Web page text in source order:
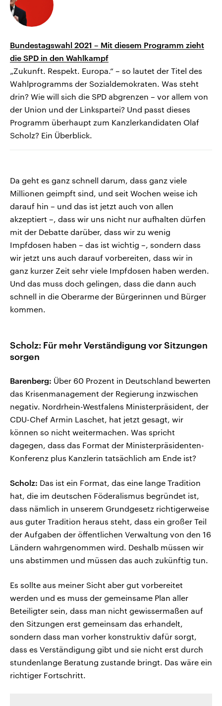
Bundestagswahl 2021 – Mit diesem Programm zieht
die SPD in den Wahlkampf
„Zukunft. Respekt. Europa.“ – so lautet der Titel des
Wahlprogramms der Sozialdemokraten. Was steht
drin? Wie will sich die SPD abgrenzen – vor allem von
der Union und der Linkspartei? Und passt dieses
Programm überhaupt zum Kanzlerkandidaten Olaf
Scholz? Ein Überblick.
Da geht es ganz schnell darum, dass ganz viele
Millionen geimpft sind, und seit Wochen weise ich
darauf hin – und das ist jetzt auch von allen
akzeptiert –, dass wir uns nicht nur aufhalten dürfen
mit der Debatte darüber, dass wir zu wenig
Impfdosen haben – das ist wichtig –, sondern dass
wir jetzt uns auch darauf vorbereiten, dass wir in
ganz kurzer Zeit sehr viele Impfdosen haben werden.
Und das muss doch gelingen, dass die dann auch
schnell in die Oberarme der Bürgerinnen und Bürger
kommen.
Scholz: Für mehr Verständigung vor Sitzungen
sorgen
Barenberg: Über 60 Prozent in Deutschland bewerten
das Krisenmanagement der Regierung inzwischen
negativ. Nordrhein-Westfalens Ministerpräsident, der
CDU-Chef Armin Laschet, hat jetzt gesagt, wir
können so nicht weitermachen. Was spricht
dagegen, dass das Format der Ministerpräsidenten-
Konferenz plus Kanzlerin tatsächlich am Ende ist?
Scholz: Das ist ein Format, das eine lange Tradition
hat, die im deutschen Föderalismus begründet ist,
dass nämlich in unserem Grundgesetz richtigerweise
aus guter Tradition heraus steht, dass ein großer Teil
der Aufgaben der öffentlichen Verwaltung von den 16
Ländern wahrgenommen wird. Deshalb müssen wir
uns abstimmen und müssen das auch zukünftig tun.
Es sollte aus meiner Sicht aber gut vorbereitet
werden und es muss der gemeinsame Plan aller
Beteiligter sein, dass man nicht gewissermaßen auf
den Sitzungen erst gemeinsam das erhandelt,
sondern dass man vorher konstruktiv dafür sorgt,
dass es Verständigung gibt und sie nicht erst durch
stundenlange Beratung zustande bringt. Das wäre ein
richtiger Fortschritt.